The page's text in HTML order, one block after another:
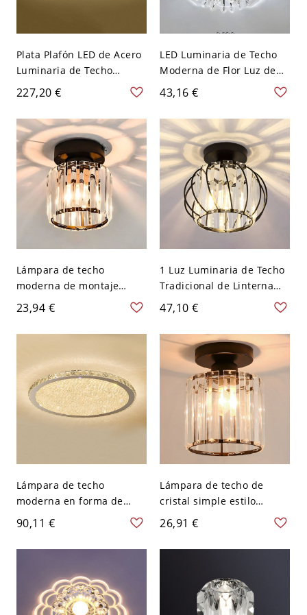
Plata Plafón LED de Acero
Luminaria de Techo
Moderna de Rectángulo
Adorno con Cristal - Plata
110 A 120 V 50,8 cm
Blanco
227,20 €
LED Luminaria de Techo
Moderna de Flor Luz de
Techo de Cristal
Transparente para
Corredor - Transparente
110 A 120 V Blanco
43,16 €
Lámpara de techo
moderna de montaje
empotrado con una luz,
vidrio transparente y
dirección de sombra hacia
Negro 110 A 120 V
Redondo
23,94 €
1 Luz Luminaria de Techo
Tradicional de Linterna
Semi Plafón de Cristal
para Corredor - Negro 110
A 120 V
47,10 €
Lámpara de techo
moderna en forma de
círculo con cristales, 1 luz,
para comedor - 110 A 120
V 35,56 cm Blanco
90,11 €
Lámpara de techo de
cristal simple estilo
moderno para pasillo y
corredor - 110 A 120 V
Negro Cilindro
26,91 €